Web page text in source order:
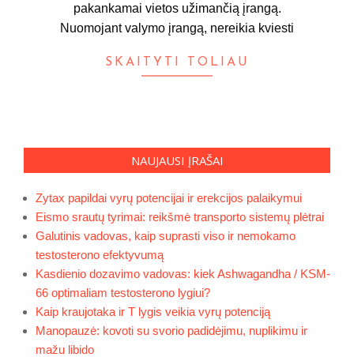
pakankamai vietos užimančią įrangą.
Nuomojant valymo įrangą, nereikia kviesti
SKAITYTI TOLIAU
NAUJAUSI ĮRAŠAI
Zytax papildai vyrų potencijai ir erekcijos palaikymui
Eismo srautų tyrimai: reikšmė transporto sistemų plėtrai
Galutinis vadovas, kaip suprasti viso ir nemokamo
testosterono efektyvumą
Kasdienio dozavimo vadovas: kiek Ashwagandha / KSM-
66 optimaliam testosterono lygiui?
Kaip kraujotaka ir T lygis veikia vyrų potenciją
Manopauzė: kovoti su svorio padidėjimu, nuplikimu ir
mažu libido